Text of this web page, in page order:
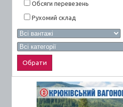
Обсяги перевезень
Рухомий склад